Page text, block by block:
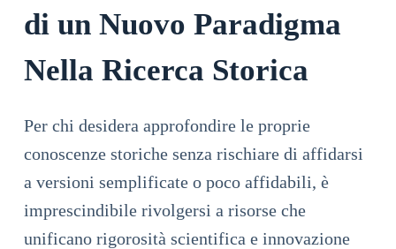
di un Nuovo Paradigma
Nella Ricerca Storica
Per chi desidera approfondire le proprie
conoscenze storiche senza rischiare di affidarsi
a versioni semplificate o poco affidabili, è
imprescindibile rivolgersi a risorse che
unificano rigorosità scientifica e innovazione